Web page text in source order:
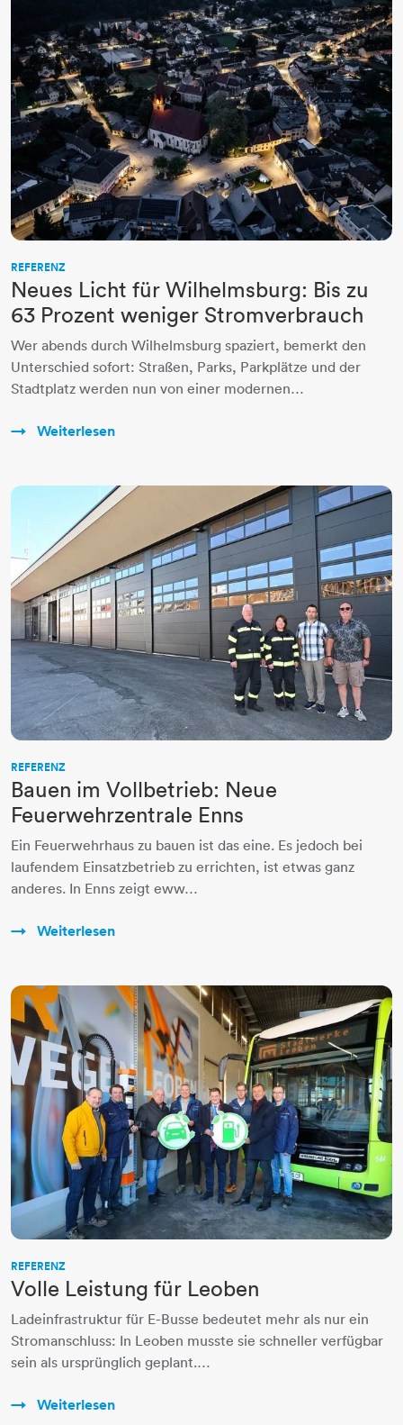
REFERENZ
Neues Licht für Wilhelmsburg: Bis zu
63 Prozent weniger Stromverbrauch
Wer abends durch Wilhelmsburg spaziert, bemerkt den
Unterschied sofort: Straßen, Parks, Parkplätze und der
Stadtplatz werden nun von einer modernen…
Weiterlesen
REFERENZ
Bauen im Vollbetrieb: Neue
Feuerwehrzentrale Enns
Ein Feuerwehrhaus zu bauen ist das eine. Es jedoch bei
laufendem Einsatzbetrieb zu errichten, ist etwas ganz
anderes. In Enns zeigt eww…
Weiterlesen
REFERENZ
Volle Leistung für Leoben
Ladeinfrastruktur für E-Busse bedeutet mehr als nur ein
Stromanschluss: In Leoben musste sie schneller verfügbar
sein als ursprünglich geplant.…
Weiterlesen